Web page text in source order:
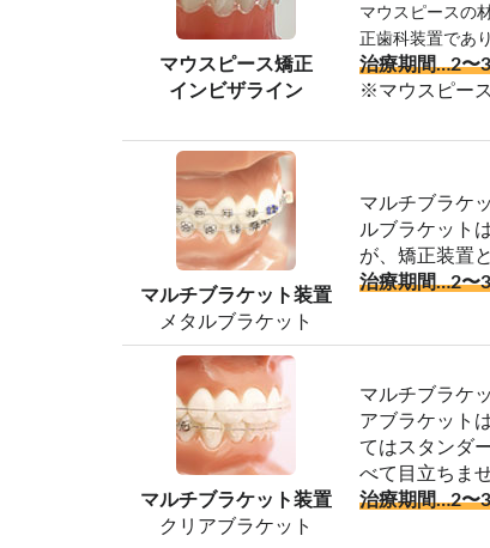
マウスピース矯正
インビザライン
マウスピースの
正歯科装置であ
治療期間…2〜
※マウスピー
マルチブラケット装置
メタルブラケット
マルチブラケ
ルブラケット
が、矯正装置
治療期間…2〜
マルチブラケット装置
クリアブラケット
マルチブラケ
アブラケット
てはスタンダ
べて目立ちま
治療期間…2〜